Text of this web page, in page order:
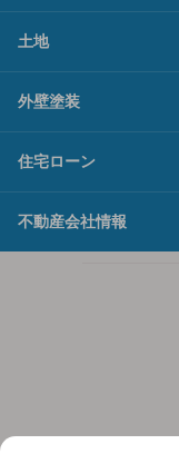
土地
外壁塗装
住宅ローン
不動産会社情報